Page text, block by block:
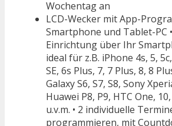
Wochentag an
LCD-Wecker mit App-
Smartphone und Tablet-PC
Einrichtung über Ihr
ideal für z.B. iPhone 4s, 5,
SE, 6s Plus, 7, 7 Plus, 8, 8
Galaxy S6, S7, S8, Sony
Huawei P8, P9, HTC One, 10,
u.v.m. • 2 individuelle
programmieren, mit